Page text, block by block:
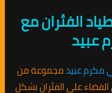
الفئران مع
عبيد
مكرم عبيدمجموعة من
القضاء على الفئران بشكل